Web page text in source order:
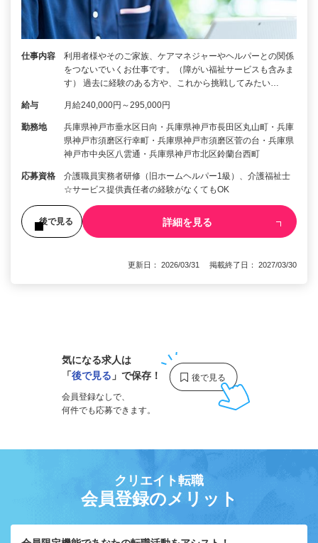
仕事内容
利用者様やそのご家族、ケアマネジャーやヘルパーとの関係
をつないでいくお仕事です。（障がい福祉サービスも含みま
す） 過去に経験のある方や、これから挑戦してみたい…
給与 月給240,000円～295,000円
勤務地
兵庫県神戸市垂水区日向・兵庫県神戸市長田区丸山町・兵庫
県神戸市須磨区行幸町・兵庫県神戸市須磨区菅の台・兵庫県
神戸市中央区八雲通・兵庫県神戸市北区鈴蘭台西町
応募資格
介護職員実務者研修（旧ホームヘルパー1級）、介護福祉士
☆サービス提供責任者の経験がなくてもOK
後で見る 詳細を見る
更新日： 2026/03/31 掲載終了日： 2027/03/30
気になる求人は
「後で見る 」で保存！
会員登録なしで、
何件でも応募できます。
クリエイト転職
会員登録のメリット